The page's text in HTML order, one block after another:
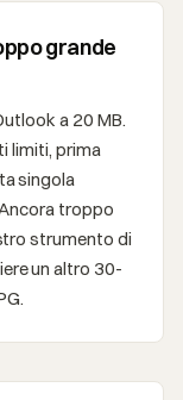
grande
a 20 MB.
limiti, prima
singola
troppo
strumento di
un altro 30-